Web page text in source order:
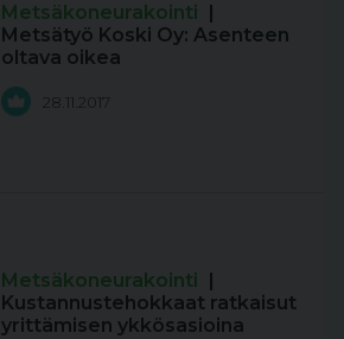
Metsäkoneurakointi |
Metsätyö Koski Oy: Asenteen
oltava oikea
28.11.2017
Metsäkoneurakointi |
Kustannustehokkaat ratkaisut
yrittämisen ykkösasioina